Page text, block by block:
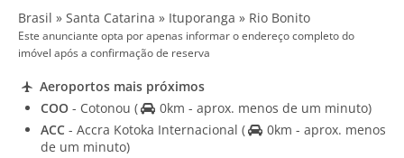
Brasil » Santa Catarina » Ituporanga » Rio Bonito
Este anunciante opta por apenas informar o endereço completo do
imóvel após a confirmação de reserva
Aeroportos mais próximos
COO - Cotonou (
0km - aprox. menos de um minuto)
ACC - Accra Kotoka Internacional (
0km - aprox. menos
de um minuto)